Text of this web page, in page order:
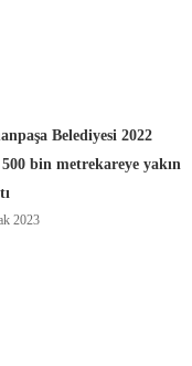
Belediyesi 2022
500 bin metrekareye yakın
2023